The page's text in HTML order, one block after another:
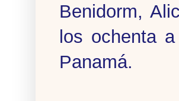
Benidorm,
los ochenta
Panamá.